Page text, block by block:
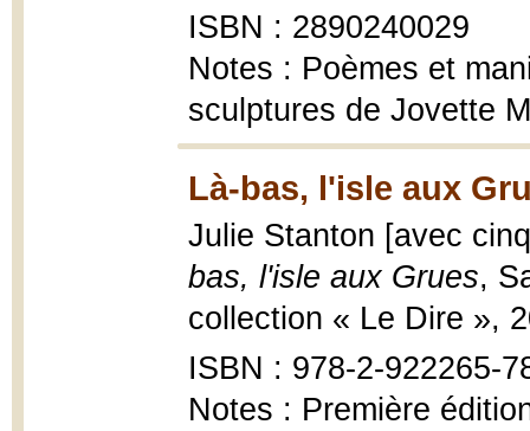
ISBN : 2890240029
Notes : Poèmes et
sculptures de Jovette
Là-bas, l'isle aux
Julie Stanton [avec
bas, l'isle aux Grues,
collection « Le Dire »,
ISBN : 978-2-922265-
Notes : Première